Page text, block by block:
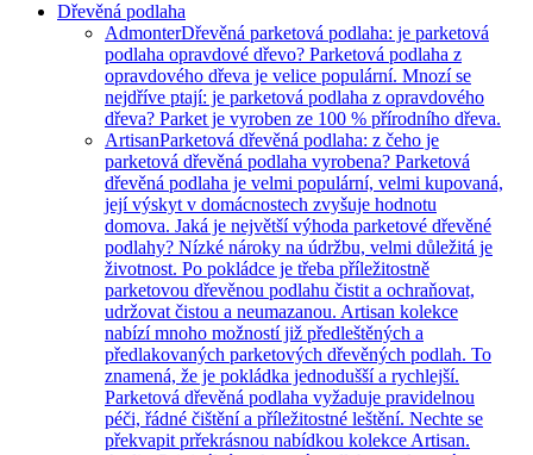
Dřevěná podlaha
AdmonterDřevěná parketová podlaha: je parketová
podlaha opravdové dřevo? Parketová podlaha z
opravdového dřeva je velice populární. Mnozí se
nejdříve ptají: je parketová podlaha z opravdového
dřeva? Parket je vyroben ze 100 % přírodního dřeva.
ArtisanParketová dřevěná podlaha: z čeho je
parketová dřevěná podlaha vyrobena? Parketová
dřevěná podlaha je velmi populární, velmi kupovaná,
její výskyt v domácnostech zvyšuje hodnotu
domova. Jaká je největší výhoda parketové dřevěné
podlahy? Nízké nároky na údržbu, velmi důležitá je
životnost. Po pokládce je třeba příležitostně
parketovou dřevěnou podlahu čistit a ochraňovat,
udržovat čistou a neumazanou. Artisan kolekce
nabízí mnoho možností již předleštěných a
předlakovaných parketových dřevěných podlah. To
znamená, že je pokládka jednodušší a rychlejší.
Parketová dřevěná podlaha vyžaduje pravidelnou
péči, řádné čištění a příležitostné leštění. Nechte se
překvapit prřekrásnou nabídkou kolekce Artisan.